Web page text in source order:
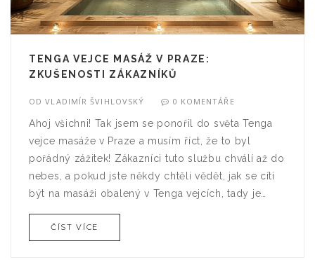
TENGA VEJCE MASÁŽ V PRAZE:
ZKUŠENOSTI ZÁKAZNÍKŮ
ODVLADIMÍR ŠVIHLOVSKÝ 0 KOMENTÁŘE
Ahoj všichni! Tak jsem se ponořil do světa Tenga
vejce masáže v Praze a musím říct, že to byl
pořádný zážitek! Zákazníci tuto službu chválí až do
nebes, a pokud jste někdy chtěli vědět, jak se cítí
být na masáži obalený v Tenga vejcích, tady je
přímo jako v ráji a já se přidávám k jejich chvále.
ČÍST VÍCE